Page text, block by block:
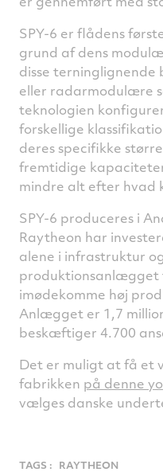
SPY-6 er flådens
grund af dens
disse terninglignende
eller radarmodulære
teknologien
forskellige
deres specifikke
fremtidige
mindre alt efter hvad
SPY-6 produceres i
Raytheon har
alene i infrastruktur
produktionsanlægget
imødekomme høj
Anlægget er 1,7
beskæftiger 4.700
Det er muligt at få et
fabrikken på denne
vælges danske
TAGS : RAYTHEON